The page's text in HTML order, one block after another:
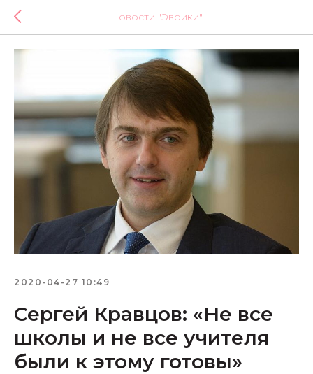
Новости "Эврики"
2020-04-27 10:49
Сергей Кравцов: «Не все
школы и не все учителя
были к этому готовы»